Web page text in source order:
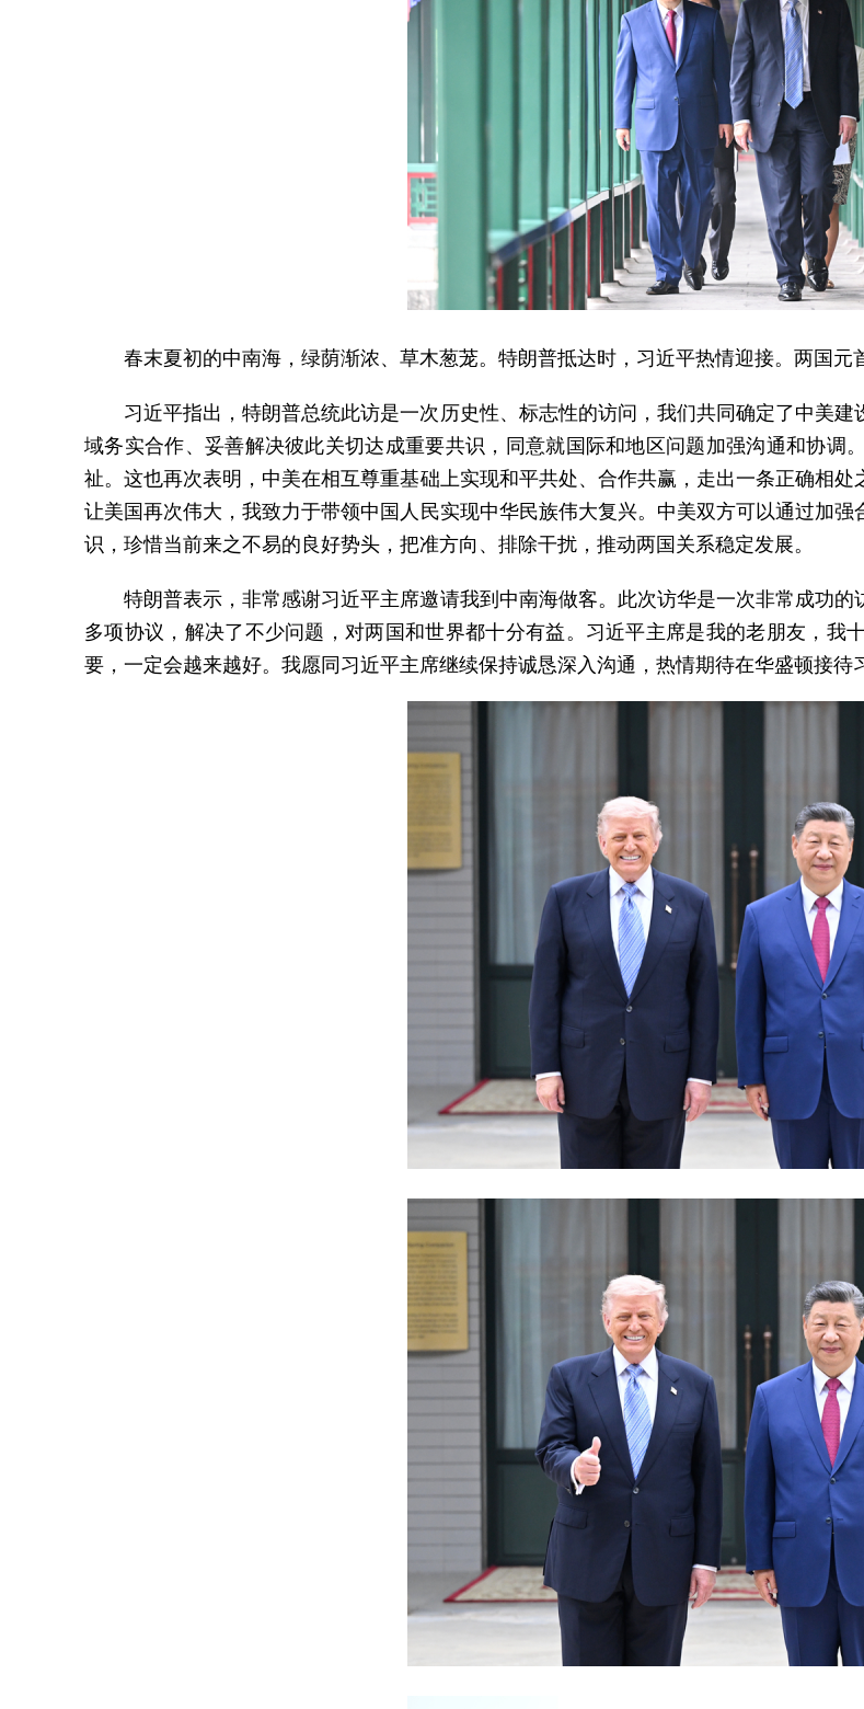
春末夏初的中南海，绿荫渐浓、草木葱茏。特朗普抵达时，习近平热情迎接。两国元
习近平指出，特朗普总统此访是一次历史性、标志性的访问，我们共同确定了中美
域务实合作、妥善解决彼此关切达成重要共识，同意就国际和地区问题加强沟通和协调
祉。这也再次表明，中美在相互尊重基础上实现和平共处、合作共赢，走出一条正确相
让美国再次伟大，我致力于带领中国人民实现中华民族伟大复兴。中美双方可以通过加
识，珍惜当前来之不易的良好势头，把准方向、排除干扰，推动两国关系稳定发展。
特朗普表示，非常感谢习近平主席邀请我到中南海做客。此次访华是一次非常成功
多项协议，解决了不少问题，对两国和世界都十分有益。习近平主席是我的老朋友，
要，一定会越来越好。我愿同习近平主席继续保持诚恳深入沟通，热情期待在华盛顿接待